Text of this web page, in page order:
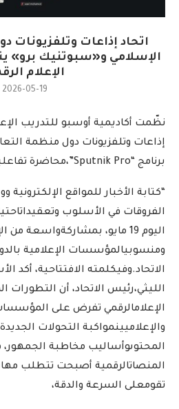
اتحاد إذاعات وتلفزيونات
الإسلامي و«سبوتنيك برو»
الإعلام
2026-05-19
نظّمت أكاديمية أوسبو للتدريب
إذاعات وتلفزيونات دول منظمة
برنامج “
Sputnik Pro
”،محاضرة
“كتابة الأخبار للمواقع الإلكترونية
الفروقات في الأسلوب وتعقيدات
اليوم
مايو، بمشاركةواسعة من
ومنسوبيالمؤسسات الإعلامية
الاتحاد.وفيكلمته الافتتاحية، أكد
الليثي،رئيس الاتحاد، أن التطورات
الإعلامالرقمي تفرض على
والإعلاميينمواكبة التحولات الجديدة
المحتوىوأساليب مخاطبة الجمهور،
المنصاتالرقمية أصبحت تتطلب
تقومعلى السرعة والدقة،